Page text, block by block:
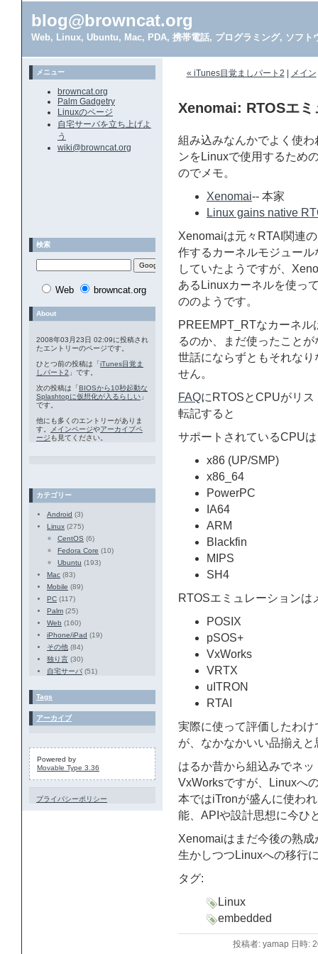
blog@browncat.org
Web, Linux, Ubuntu, Mac, PDA, 携帯電話, プログラミング, ソフト
« iTunes目覚ましパート2 メイン
Xenomai: RTOSエ
組み込みなんかでよく使
ンをLinuxで使用するため
のでメモ。
Xenomai-- 本家
Linux gains native
Xenomaiは元々RTAI関連
作するカーネルモジュー
していたようですが、
あるLinuxカーネルを使っ
ののようです。
PREEMPT_RTなカーネル
るのか、まだ使ったこと
世話にならずともそれな
せん。
FAQにRTOSとCPUがリ
転記すると
サポートされているCPUは
x86 (UP/SMP)
x86_64
PowerPC
IA64
ARM
Blackfin
MIPS
SH4
RTOSエミュレーションは
POSIX
pSOS+
VxWorks
VRTX
uITRON
RTAI
実際に使って評価したわ
が、なかなかいい品揃えと
はるか昔から組込みでネ
VxWorksですが、Linuxへ
本ではiTronが盛んに使わ
能、APIや設計思想に今ひ
Xenomaiはまだ今後の熟
生かしつつLinuxへの移行
タグ:
Linux
embedded
投稿者: yamap 日時:
メニュー
browncat.org
Palm Gadgetry
Linuxのページ
自宅サーバを立ち上げよ
う
wiki@browncat.org
検索
Web browncat.org
About
2008年03月23日 02:09に投稿され
たエントリーのページです。
ひとつ前の投稿は「iTunes目覚ま
しパート2 」です。
次の投稿は「BIOSから10秒起動な
Splashtopに仮想化が入るらしい 」
です。
他にも多くのエントリーがありま
す。
メインページやアーカイブペ
ージ も見てください。
カテゴリー
Android (3)
Linux (275)
CentOS (6)
Fedora Core (10)
Ubuntu (193)
Mac (83)
Mobile (89)
PC (117)
Palm (25)
Web (160)
iPhone/iPad (19)
その他 (84)
独り言 (30)
自宅サーバ (51)
Tags
アーカイブ
Powered by
Movable Type 3.36
プライバシーポリシー